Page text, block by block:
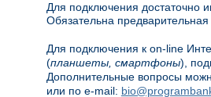
Для подключения достаточно
Обязательна
Для подключения к on-line
(планшеты, смартфоны),
Дополнительные вопросы
или по e-mail: